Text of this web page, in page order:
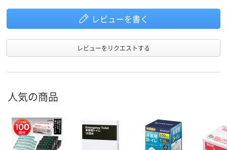
レビューを書く
レビューをリクエストする
人気の商品